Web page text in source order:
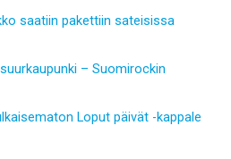
saatiin pakettiin sateisissa
– Suomirockin
Loput päivät -kappale